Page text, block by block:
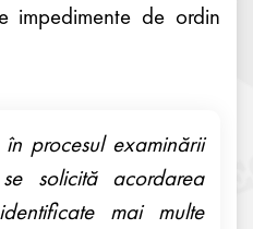
impedimente de ordin
procesul examinării
solicită acordarea
mai multe